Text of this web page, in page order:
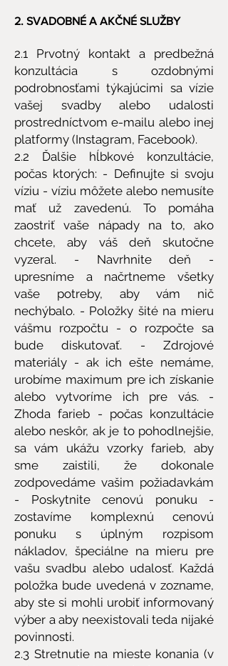
2. SVADOBNÉ A AKČNÉ SLUŽBY
2.1 Prvotný kontakt a predbežná
konzultácia s ozdobnými
podrobnosťami týkajúcimi sa vízie
vašej svadby alebo udalosti
prostredníctvom e-mailu alebo inej
platformy (Instagram, Facebook).
2.2 Ďalšie hĺbkové konzultácie,
počas ktorých: - Definujte si svoju
víziu - víziu môžete alebo nemusíte
mať už zavedenú. To pomáha
zaostriť vaše nápady na to, ako
chcete, aby váš deň skutočne
vyzeral. - Navrhnite deň -
upresníme a načrtneme všetky
vaše potreby, aby vám nič
nechýbalo. - Položky šité na mieru
vášmu rozpočtu - o rozpočte sa
bude diskutovať. - Zdrojové
materiály - ak ich ešte nemáme,
urobíme maximum pre ich získanie
alebo vytvoríme ich pre vás. -
Zhoda farieb - počas konzultácie
alebo neskôr, ak je to pohodlnejšie,
sa vám ukážu vzorky farieb, aby
sme zaistili, že dokonale
zodpovedáme vašim požiadavkám
- Poskytnite cenovú ponuku -
zostavíme komplexnú cenovú
ponuku s úplným rozpisom
nákladov, špeciálne na mieru pre
vašu svadbu alebo udalosť. Každá
položka bude uvedená v zozname,
aby ste si mohli urobiť informovaný
výber a aby neexistovali teda nijaké
povinnosti.
2.3 Stretnutie na mieste konania (v